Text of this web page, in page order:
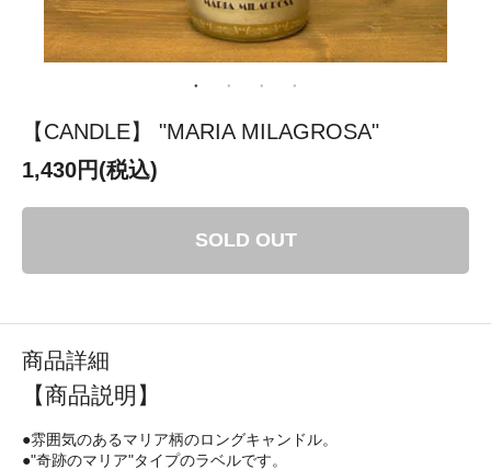
【CANDLE】 "MARIA MILAGROSA"
1,430円(税込)
SOLD OUT
商品詳細
【商品説明】
●雰囲気のあるマリア柄のロングキャンドル。
●"奇跡のマリア"タイプのラベルです。